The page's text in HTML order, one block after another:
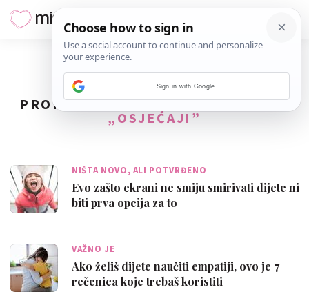
PRONAĐENO46REZULTATA ZA TAG
„OSJEĆAJI”
NIŠTA NOVO, ALI POTVRĐENO
Evo zašto ekrani ne smiju smirivati dijete ni
biti prva opcija za to
VAŽNO JE
Ako želiš dijete naučiti empatiji, ovo je 7
rečenica koje trebaš koristiti
Sign in with Google